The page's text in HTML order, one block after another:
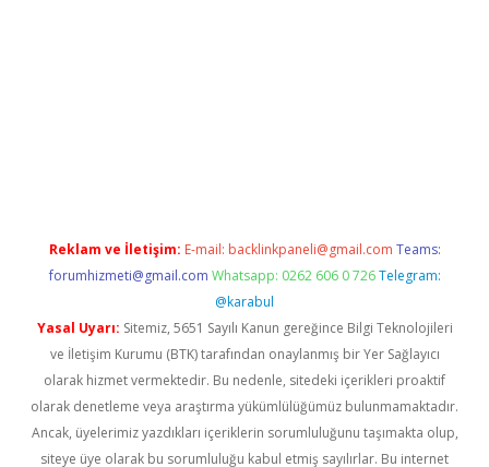
Reklam ve İletişim: E-mail: backlinkpaneli@gmail.com Teams:
forumhizmeti@gmail.com Whatsapp: 0262 606 0 726 Telegram:
@karabul
Yasal Uyarı: Sitemiz, 5651 Sayılı Kanun gereğince Bilgi Teknolojileri
ve İletişim Kurumu (BTK) tarafından onaylanmış bir Yer Sağlayıcı
olarak hizmet vermektedir. Bu nedenle, sitedeki içerikleri proaktif
olarak denetleme veya araştırma yükümlülüğümüz bulunmamaktadır.
Ancak, üyelerimiz yazdıkları içeriklerin sorumluluğunu taşımakta olup,
siteye üye olarak bu sorumluluğu kabul etmiş sayılırlar. Bu internet